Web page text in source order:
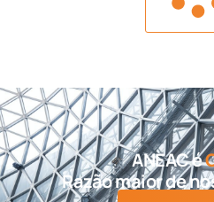
ANEAC é
Razão maior de